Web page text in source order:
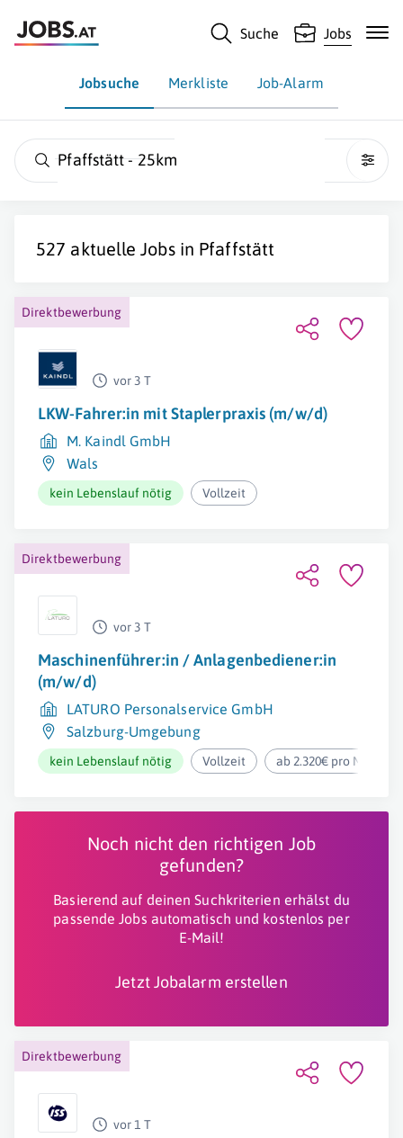
Suche Jobs
Jobsuche Merkliste Job-Alarm
Pfaffstätt - 25km
527 aktuelle Jobs in Pfaffstätt
Direktbewerbung
vor 3 T
LKW-Fahrer:in mit Staplerpraxis (m/w/d)
M. Kaindl GmbH
Wals
kein Lebenslauf nötig Vollzeit
Direktbewerbung
vor 3 T
Maschinenführer:in / Anlagenbediener:in
(m/w/d)
LATURO Personalservice GmbH
Salzburg-Umgebung
kein Lebenslauf nötig Vollzeit ab 2.320€ pro Monat
Noch nicht den richtigen Job
gefunden?
Basierend auf deinen Suchkriterien erhälst du
passende Jobs automatisch und kostenlos per
E-Mail!
Jetzt Jobalarm erstellen
Direktbewerbung
vor 1 T